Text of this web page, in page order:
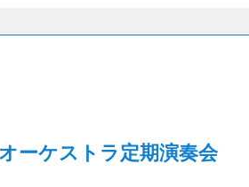
ーケストラ定期演奏会